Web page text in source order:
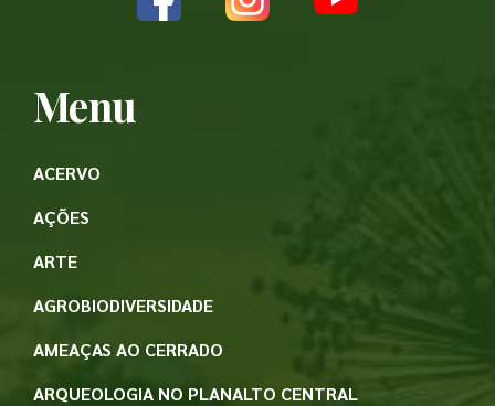
Menu
ACERVO
AÇÕES
ARTE
AGROBIODIVERSIDADE
AMEAÇAS AO CERRADO
ARQUEOLOGIA NO PLANALTO CENTRAL